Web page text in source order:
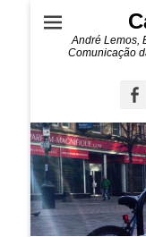
André Lemos,
Comunicação